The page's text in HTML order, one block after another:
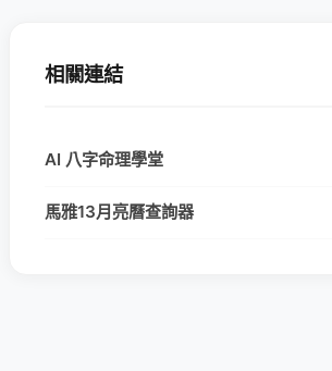
相關連結
AI 八字命理學堂
馬雅13月亮曆查詢器